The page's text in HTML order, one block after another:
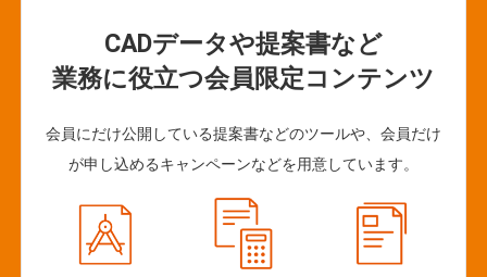
CADデータや提案書など
業務に役立つ会員限定コンテンツ
会員にだけ公開している提案書などのツールや、会員だけ
が申し込めるキャンペーンなどを用意しています。